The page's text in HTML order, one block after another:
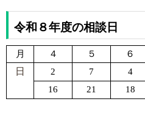
令和８年度の相談日
月 ４ ５ ６
日 2 7 4
16
21 18